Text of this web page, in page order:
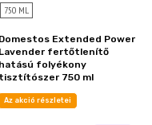
750 ML
Domestos Extended Power
Lavender fertőtlenítő
hatású folyékony
tisztítószer 750 ml
Az akció részletei